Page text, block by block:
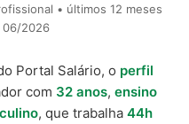
• últimos 12 meses
06/2026
Portal Salário, o perfil
com 32 anos, ensino
, que trabalha 44h